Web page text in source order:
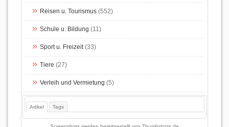
Reisen u. Tourismus (552)
Schule u. Bildung (11)
Sport u. Freizeit(33)
Tiere (27)
Verleih und Vermietung (5)
Artikel Tags